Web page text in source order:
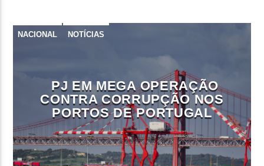
TÍTULO
ARTISTA
NACIONAL NOTÍCIAS
PJ EM MEGA OPERAÇÃO
CONTRA CORRUPÇÃO NOS
PORTOS DE PORTUGAL